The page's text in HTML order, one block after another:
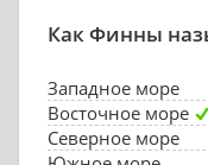
Как Финны
Западное море
Восточное море
Северное море